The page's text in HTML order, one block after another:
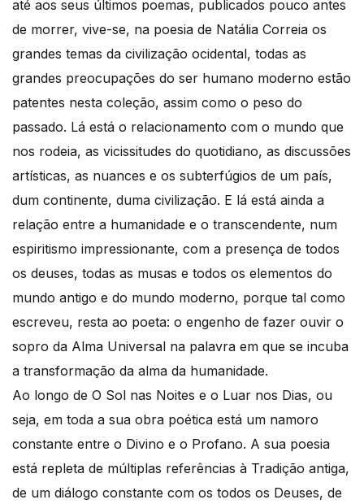
até aos seus últimos poemas, publicados pouco antes
de morrer, vive-se, na poesia de Natália Correia os
grandes temas da civilização ocidental, todas as
grandes preocupações do ser humano moderno estão
patentes nesta coleção, assim como o peso do
passado. Lá está o relacionamento com o mundo que
nos rodeia, as vicissitudes do quotidiano, as discussões
artísticas, as nuances e os subterfúgios de um país,
dum continente, duma civilização. E lá está ainda a
relação entre a humanidade e o transcendente, num
espiritismo impressionante, com a presença de todos
os deuses, todas as musas e todos os elementos do
mundo antigo e do mundo moderno, porque tal como
escreveu, resta ao poeta: o engenho de fazer ouvir o
sopro da Alma Universal na palavra em que se incuba
a transformação da alma da humanidade.
Ao longo de O Sol nas Noites e o Luar nos Dias, ou
seja, em toda a sua obra poética está um namoro
constante entre o Divino e o Profano. A sua poesia
está repleta de múltiplas referências à Tradição antiga,
de um diálogo constante com os todos os Deuses, de